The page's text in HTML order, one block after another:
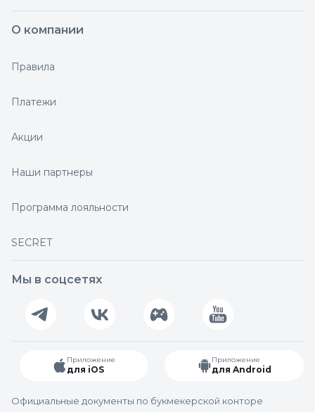
О компании
Правила
Платежи
Акции
Наши партнеры
Программа лояльности
SECRET
Мы в соцсетях
Приложение
для iOS
Приложение
для Android
Официальные документы по букмекерской конторе